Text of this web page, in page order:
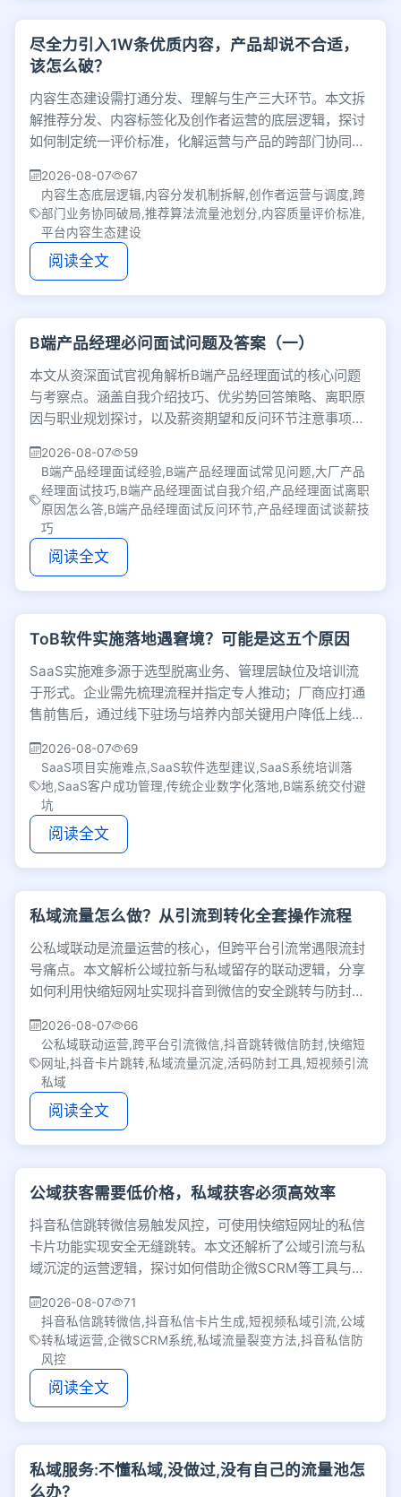
尽全力引入1W条优质内容，产品却说不合适，
该怎么破？
内容生态建设需打通分发、理解与生产三大环节。本文拆
解推荐分发、内容标签化及创作者运营的底层逻辑，探讨
如何制定统一评价标准，化解运营与产品的跨部门协同冲
2026-08-07
67
内容生态底层逻辑,内容分发机制拆解,创作者运营与调度,跨
部门业务协同破局,推荐算法流量池划分,内容质量评价标准,
平台内容生态建设
阅读全文
B端产品经理必问面试问题及答案（一）
本文从资深面试官视角解析B端产品经理面试的核心问题
与考察点。涵盖自我介绍技巧、优劣势回答策略、离职原
因与职业规划探讨，以及薪资期望和反问环节注意事项，
2026-08-07
59
B端产品经理面试经验,B端产品经理面试常见问题,大厂产品
经理面试技巧,B端产品经理面试自我介绍,产品经理面试离职
原因怎么答,B端产品经理面试反问环节,产品经理面试谈薪技
巧
阅读全文
ToB软件实施落地遇窘境？可能是这五个原因
SaaS实施难多源于选型脱离业务、管理层缺位及培训流
于形式。企业需先梳理流程并指定专人推动；厂商应打通
售前售后，通过线下驻场与培养内部关键用户降低上线阻
2026-08-07
69
SaaS项目实施难点,SaaS软件选型建议,SaaS系统培训落
地,SaaS客户成功管理,传统企业数字化落地,B端系统交付避
坑
阅读全文
私域流量怎么做？从引流到转化全套操作流程
公私域联动是流量运营的核心，但跨平台引流常遇限流封
号痛点。本文解析公域拉新与私域留存的联动逻辑，分享
如何利用快缩短网址实现抖音到微信的安全跳转与防封活
2026-08-07
66
公私域联动运营,跨平台引流微信,抖音跳转微信防封,快缩短
网址,抖音卡片跳转,私域流量沉淀,活码防封工具,短视频引流
私域
阅读全文
公域获客需要低价格，私域获客必须高效率
抖音私信跳转微信易触发风控，可使用快缩短网址的私信
卡片功能实现安全无缝跳转。本文还解析了公域引流与私
域沉淀的运营逻辑，探讨如何借助企微SCRM等工具与裂
2026-08-07
71
抖音私信跳转微信,抖音私信卡片生成,短视频私域引流,公域
转私域运营,企微SCRM系统,私域流量裂变方法,抖音私信防
风控
阅读全文
私域服务:不懂私域,没做过,没有自己的流量池怎
么办?